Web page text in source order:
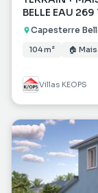
BELLE EAU 269
Capesterre
104 m² 🏠
Villas KEOPS